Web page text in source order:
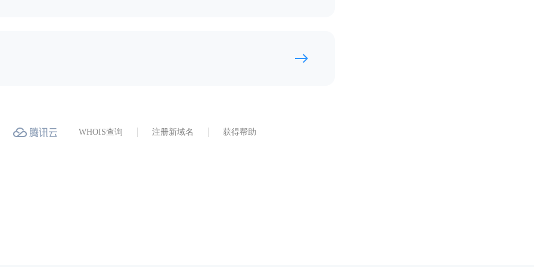
WHOIS查询 注册新域名 获得帮助